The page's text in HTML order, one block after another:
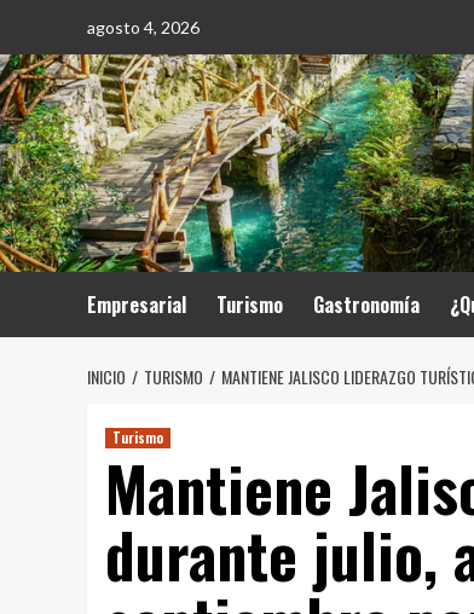
contenido
agosto 4, 2026
Empresarial Turismo Gastronomía
INICIO TURISMO MANTIENE JALISCO LIDERAZGO
Turismo
Mantiene
durante julio,